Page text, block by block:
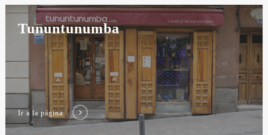
Tununtunumba
Ir a la página